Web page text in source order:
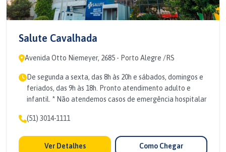
Salute Cavalhada
Avenida Otto Niemeyer, 2685 - Porto Alegre /RS
De segunda a sexta, das 8h às 20h e sábados, domingos e
feriados, das 9h às 18h. Pronto atendimento adulto e
infantil. * Não atendemos casos de emergência hospitalar
(51) 3014-1111
Ver Detalhes Como Chegar